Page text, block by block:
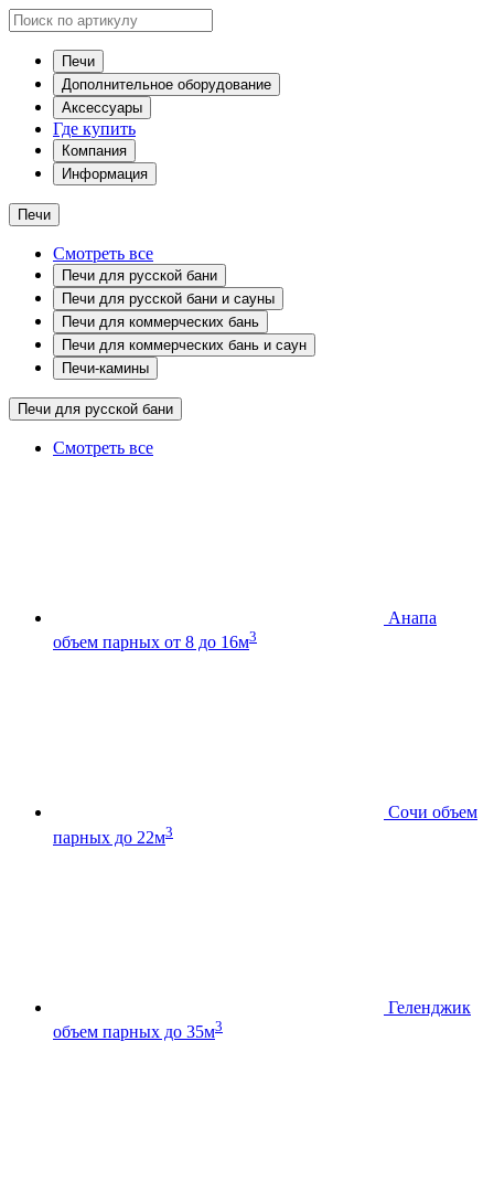
Печи
Дополнительное оборудование
Аксессуары
Где купить
Компания
Информация
Печи
Смотреть все
Печи для русской бани
Печи для русской бани и сауны
Печи для коммерческих бань
Печи для коммерческих бань и саун
Печи-камины
Печи для русской бани
Смотреть все
Анапа
объем парных от 8 до 16м3
Сочи объем
парных до 22м3
Геленджик
объем парных до 35м3